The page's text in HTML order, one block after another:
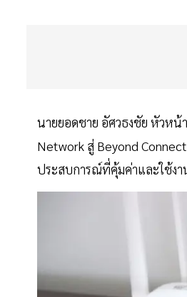
นายยอดชาย อัศวธงชัย หัวหน้
Network สู่ Beyond
ประสบการณ์ที่คุ้มค่าและใช้งา